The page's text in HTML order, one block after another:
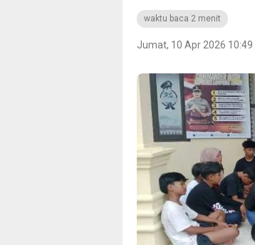
waktu baca 2 menit
Jumat, 10 Apr 2026 10:49